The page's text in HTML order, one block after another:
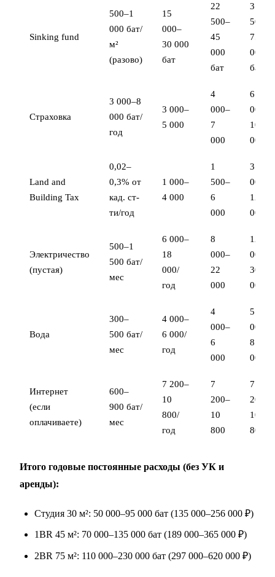
Sinking fund
500–1
000 бат/
м²
(разово)
15
000–
30 000
бат
22
500–
45
000
бат
37
500–
75
000
бат
Страховка
3 000–8
000 бат/
год
3 000–
5 000
4
000–
7
000
6
000–
10
000
Land and
Building Tax
0,02–
0,3% от
кад. ст-
ти/год
1 000–
4 000
1
500–
6
000
3
000–
12
000
Электричество
(пустая)
500–1
500 бат/
мес
6 000–
18
000/
год
8
000–
22
000
12
000–
30
000
Вода
300–
500 бат/
мес
4 000–
6 000/
год
4
000–
6
000
5
000–
8
000
Интернет
(если
оплачиваете)
600–
900 бат/
мес
7 200–
10
800/
год
7
200–
10
800
7
200–
10
800
Итого годовые постоянные расходы (без УК и
аренды):
Студия 30 м²: 50 000–95 000 бат (135 000–256 000 ₽)
1BR 45 м²: 70 000–135 000 бат (189 000–365 000 ₽)
2BR 75 м²: 110 000–230 000 бат (297 000–620 000 ₽)